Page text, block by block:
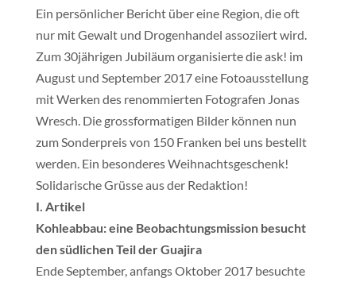
Ein persönlicher Bericht über eine Region, die oft
nur mit Gewalt und Drogenhandel assoziiert wird.
Zum 30jährigen Jubiläum organisierte die ask! im
August und September 2017 eine Fotoausstellung
mit Werken des renommierten Fotografen Jonas
Wresch. Die grossformatigen Bilder können nun
zum Sonderpreis von 150 Franken bei uns bestellt
werden. Ein besonderes Weihnachtsgeschenk!
Solidarische Grüsse aus der Redaktion!
I. Artikel
Kohleabbau: eine Beobachtungsmission besucht
den südlichen Teil der Guajira
Ende September, anfangs Oktober 2017 besuchte